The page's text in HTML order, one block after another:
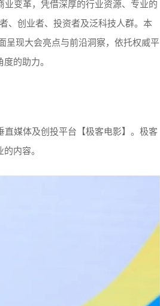
变革，凭借深厚的行业资源、专业的
、创业者、投资者及泛科技人群。本
呈现大会亮点与前沿洞察，依托权威平
的助力。
直媒体及创投平台【极客电影】。极客
内容。